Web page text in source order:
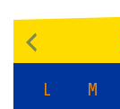
L M